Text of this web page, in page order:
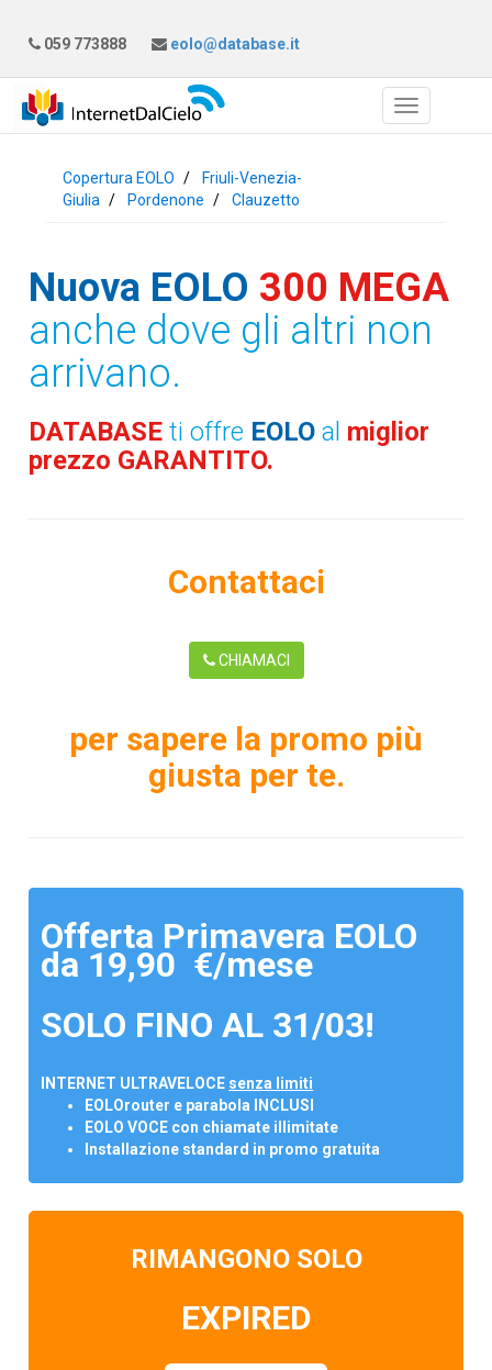
059 773888 eolo@database.it
Copertura EOLO
Friuli-Venezia-
Giulia
Pordenone Clauzetto
Nuova EOLO 300 MEGA
anche dove gli altri non
arrivano.
DATABASEti offre EOLO al miglior
prezzo GARANTITO.
Contattaci
CHIAMACI
per sapere la promo più
giusta per te.
Offerta Primavera EOLO
da 19,90 €/mese
SOLO FINO AL 31/03!
INTERNET ULTRAVELOCE senza limiti
EOLOrouter e parabola INCLUSI
EOLO VOCE con chiamate illimitate
Installazione standard in promo gratuita
RIMANGONO SOLO
EXPIRED